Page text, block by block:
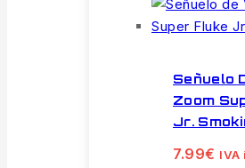
Señuelo
Zoom
Jr.
7.99€ IVA